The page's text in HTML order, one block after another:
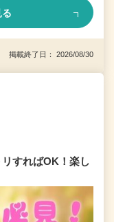
掲載終了日： 2026/08/30
すればOK！楽し